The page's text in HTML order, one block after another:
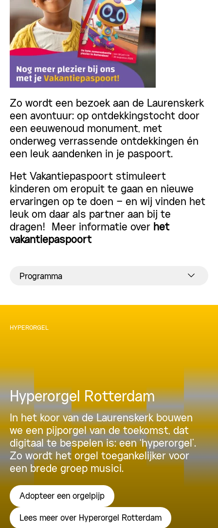
Zo wordt een bezoek aan de Laurenskerk
een avontuur: op ontdekkingstocht door
een eeuwenoud monument, met
onderweg verrassende ontdekkingen én
een leuk aandenken in je paspoort.
Het Vakantiepaspoort stimuleert
kinderen om eropuit te gaan en nieuwe
ervaringen op te doen – en wij vinden het
leuk om daar als partner aan bij te
dragen! Meer informatie over het
vakantiepaspoort
Programma
HYPERORGEL
Hyperorgel Rotterdam
In het koor van de Laurenskerk bouwen
we een pijporgel van de toekomst, dat
digitaal te bespelen is: een ‘hyperorgel’.
Zo wordt het orgel toegankelijker voor
een brede groep musici.
Adopteer een orgelpijp
Lees meer over Hyperorgel Rotterdam